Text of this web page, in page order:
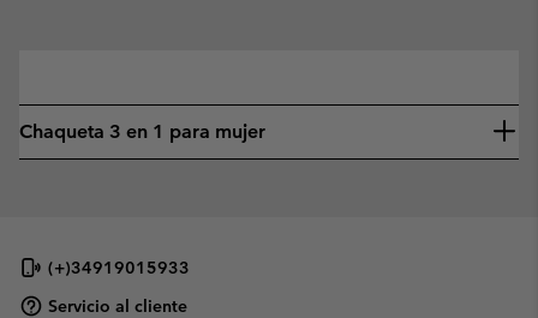
Chaqueta 3 en 1 para mujer
(+)34919015933
Servicio al cliente